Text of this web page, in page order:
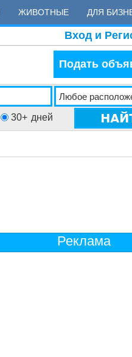
ЖИВОТНЫЕ ДЛЯ
Вход и
Подать
30+ дней
Реклама